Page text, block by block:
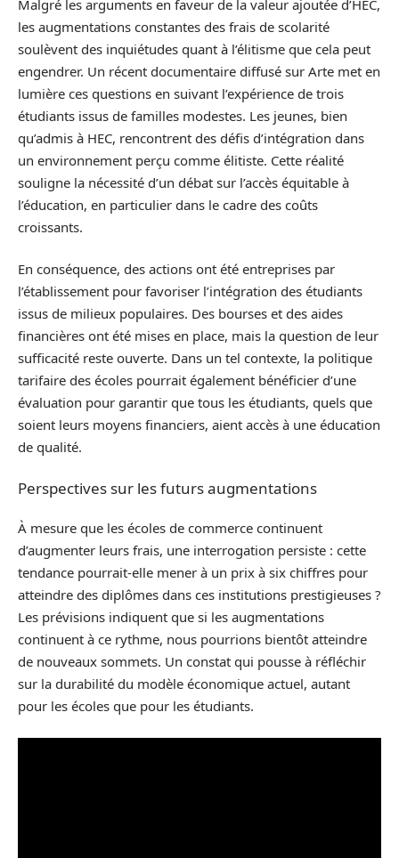
Malgré les arguments en faveur de la valeur ajoutée d’HEC,
les augmentations constantes des frais de scolarité
soulèvent des inquiétudes quant à l’élitisme que cela peut
engendrer. Un récent documentaire diffusé sur Arte met en
lumière ces questions en suivant l’expérience de trois
étudiants issus de familles modestes. Les jeunes, bien
qu’admis à HEC, rencontrent des défis d’intégration dans
un environnement perçu comme élitiste. Cette réalité
souligne la nécessité d’un débat sur l’accès équitable à
l’éducation, en particulier dans le cadre des coûts
croissants.
En conséquence, des actions ont été entreprises par
l’établissement pour favoriser l’intégration des étudiants
issus de milieux populaires. Des bourses et des aides
financières ont été mises en place, mais la question de leur
sufficacité reste ouverte. Dans un tel contexte, la politique
tarifaire des écoles pourrait également bénéficier d’une
évaluation pour garantir que tous les étudiants, quels que
soient leurs moyens financiers, aient accès à une éducation
de qualité.
Perspectives sur les futurs augmentations
À mesure que les écoles de commerce continuent
d’augmenter leurs frais, une interrogation persiste : cette
tendance pourrait-elle mener à un prix à six chiffres pour
atteindre des diplômes dans ces institutions prestigieuses ?
Les prévisions indiquent que si les augmentations
continuent à ce rythme, nous pourrions bientôt atteindre
de nouveaux sommets. Un constat qui pousse à réfléchir
sur la durabilité du modèle économique actuel, autant
pour les écoles que pour les étudiants.